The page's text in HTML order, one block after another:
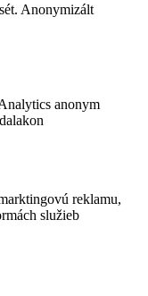
Anonymizált
anonym
reklamu,
služieb